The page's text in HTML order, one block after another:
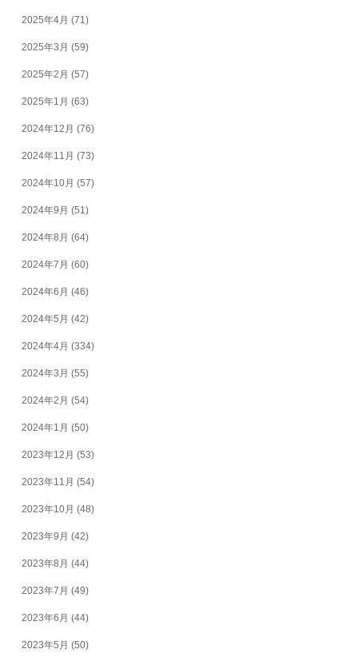
2025年4月 (71)
2025年3月 (59)
2025年2月 (57)
2025年1月 (63)
2024年12月 (76)
2024年11月 (73)
2024年10月 (57)
2024年9月 (51)
2024年8月 (64)
2024年7月 (60)
2024年6月 (46)
2024年5月 (42)
2024年4月 (334)
2024年3月 (55)
2024年2月 (54)
2024年1月 (50)
2023年12月 (53)
2023年11月 (54)
2023年10月 (48)
2023年9月 (42)
2023年8月 (44)
2023年7月 (49)
2023年6月 (44)
2023年5月 (50)